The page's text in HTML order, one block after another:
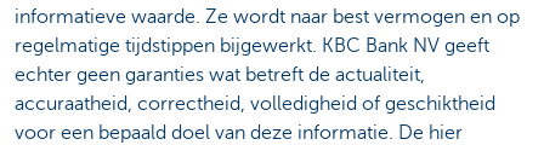
informatieve waarde. Ze wordt naar best vermogen en op
regelmatige tijdstippen bijgewerkt. KBC Bank NV geeft
echter geen garanties wat betreft de actualiteit,
accuraatheid, correctheid, volledigheid of geschiktheid
voor een bepaald doel van deze informatie. De hier